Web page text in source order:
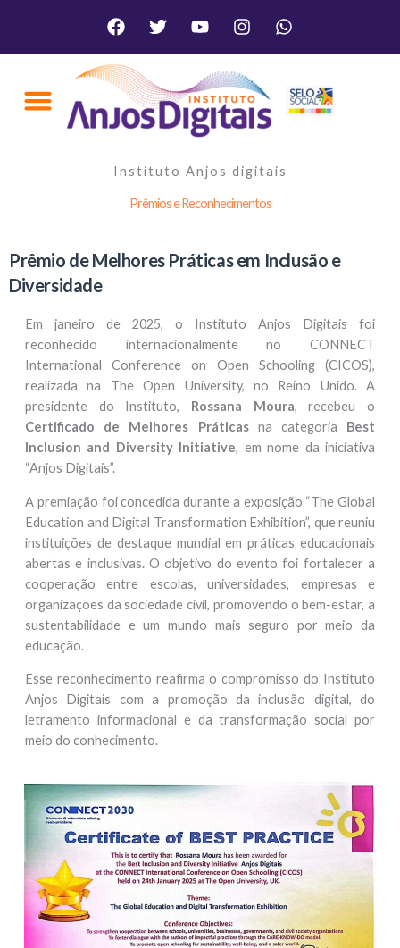
o
Facebook
TwitterYoutubeInstagramWhatsapp
Instituto Anjos digitais
Prêmios e Reconhecimentos
Prêmio de Melhores Práticas em Inclusão e
Diversidade
Em janeiro de 2025, o Instituto Anjos Digitais foi
reconhecido internacionalmente no CONNECT
International Conference on Open Schooling (CICOS),
realizada na The Open University, no Reino Unido. A
presidente do Instituto, Rossana Moura, recebeu o
Certificado de Melhores Práticasna categoria Best
Inclusion and Diversity Initiative, em nome da iniciativa
“Anjos Digitais”.
A premiação foi concedida durante a exposição “The Global
Education and Digital Transformation Exhibition”, que reuniu
instituições de destaque mundial em práticas educacionais
abertas e inclusivas. O objetivo do evento foi fortalecer a
cooperação entre escolas, universidades, empresas e
organizações da sociedade civil, promovendo o bem-estar, a
sustentabilidade e um mundo mais seguro por meio da
educação.
Esse reconhecimento reafirma o compromisso do Instituto
Anjos Digitais com a promoção da inclusão digital, do
letramento informacional e da transformação social por
meio do conhecimento.